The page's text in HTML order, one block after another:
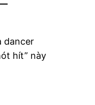
dancer
hít” này